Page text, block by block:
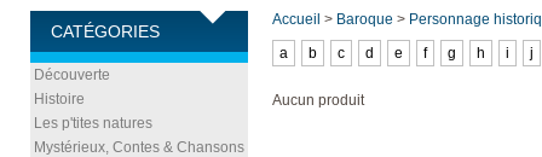
CATÉGORIES
Découverte
Histoire
Les p'tites natures
Mystérieux, Contes & Chansons
Accueil > Baroque > Personnage
a
b c d e f g h i j
Aucun produit